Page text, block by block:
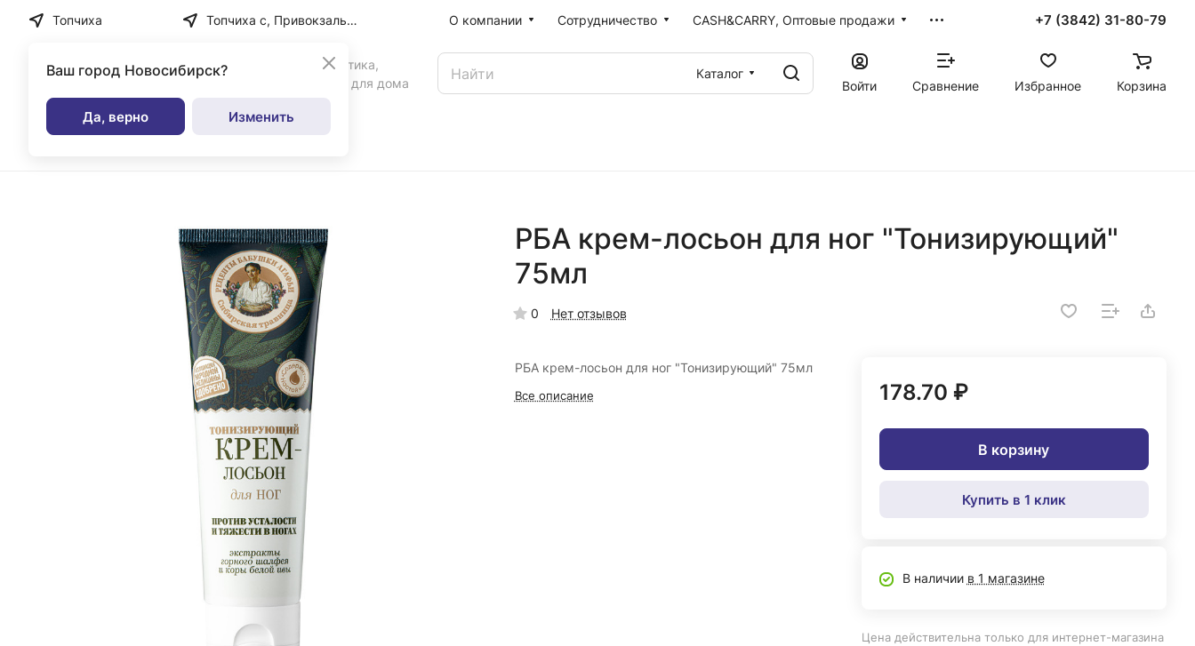
Топчиха
Ваш город Новосибирск?
Да, верно Изменить
Топчиха с, Привокзальная ул, дом № 35 О компании Сотрудничество CASH&CARRY, Оптовые продажи +7 (3842) 31-80-79
Бытовая химия, косметика,
парфюмерия и товары для дома
Каталог
Войти
Сравнение Избранное Корзина
Каталог
РБА крем-лосьон для ног "Тонизирующий"
75мл
0 Нет отзывов
РБА крем-лосьон для ног "Тонизирующий" 75мл
Все описание 178.70 ₽
В корзину
Купить в 1 клик
В наличии в 1 магазине
Цена действительна только для интернет-магазина